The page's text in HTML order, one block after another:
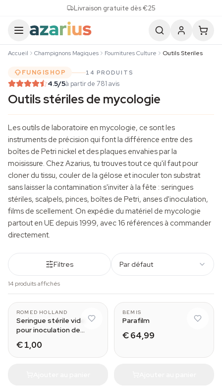
Livraison gratuite dès €25
Accueil Champignons Magiques Fournitures Culture Outils Steriles
FUNGISHOP 14 PRODUITS
4.5/5à partir de 781 avis
Outils stériles de mycologie
Les outils de laboratoire en mycologie, ce sont les
instruments de précision qui font la différence entre des
boîtes de Petri nickel et des plaques envahies par la
moisissure. Chez Azarius, tu trouves tout ce qu'il faut pour
cloner du tissu, couler de la gélose et inoculer ton substrat
sans laisser la contamination s'inviter à la fête : seringues
stériles, scalpels, pinces, boîtes de Petri, anses d'inoculation,
films de scellement. On expédie du matériel de mycologie
partout en UE depuis 1999, avec 16 références à commander
directement.
Filtres Par défaut
14 produits affichés
ROMED HOLLAND
Seringue stérile vide
pour inoculation de
€ 1,00
BEMIS
Parafilm
€ 64,99